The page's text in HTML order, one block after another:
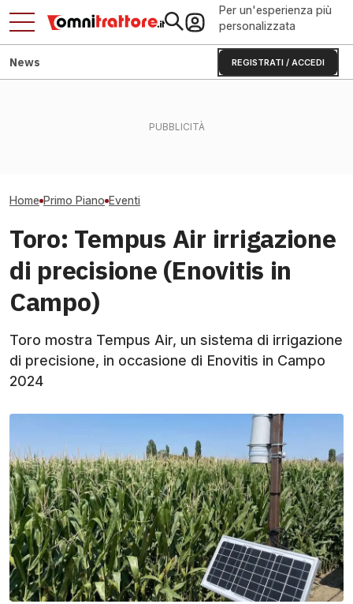
Per un'esperienza più
personalizzata
REGISTRATI / ACCEDI
News
Home Primo Piano Eventi
Toro: Tempus Air irrigazione
di precisione (Enovitis in
Campo)
Toro mostra Tempus Air, un sistema di irrigazione
di precisione, in occasione di Enovitis in Campo
2024